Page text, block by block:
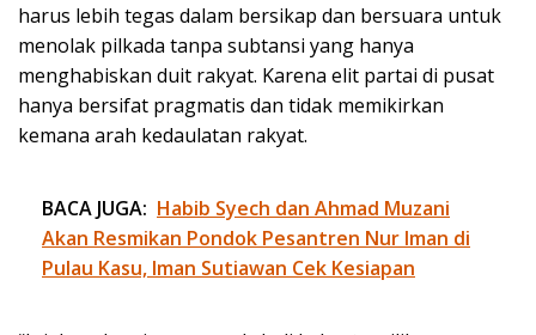
harus lebih tegas dalam bersikap dan bersuara untuk
menolak pilkada tanpa subtansi yang hanya
menghabiskan duit rakyat. Karena elit partai di pusat
hanya bersifat pragmatis dan tidak memikirkan
kemana arah kedaulatan rakyat.
BACA JUGA: Habib Syech dan Ahmad Muzani
Akan Resmikan Pondok Pesantren Nur Iman di
Pulau Kasu, Iman Sutiawan Cek Kesiapan